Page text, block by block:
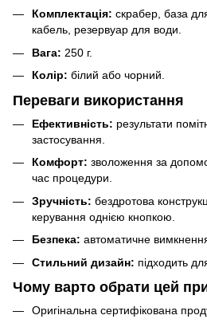
Комплектація: скрабер, база
кабель, резервуар для води.
Вага: 250 г.
Колір: білий або чорний.
Переваги використання
Ефективність: результати
застосування.
Комфорт: зволоження за
час процедури.
Зручність: бездротова
керування однією кнопкою.
Безпека: автоматичне
Стильний дизайн: підходить
Чому варто обрати цей
Оригінальна сертифікована